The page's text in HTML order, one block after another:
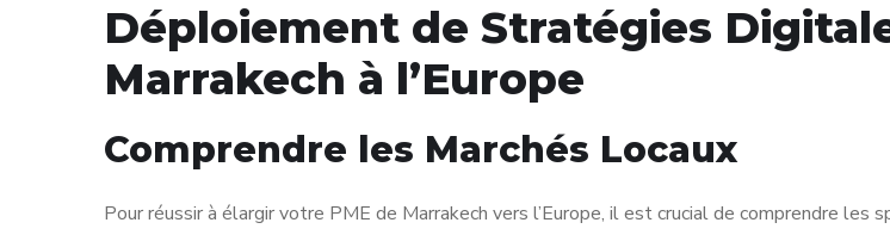
Déploiement de Stratégies
Marrakech à l’Europe
Comprendre les Marchés Locaux
Pour réussir à élargir votre PME de Marrakech vers l’Europe, il est crucial de comprendre